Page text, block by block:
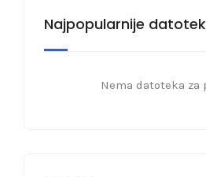
Najpopularnije
Nema datoteka za